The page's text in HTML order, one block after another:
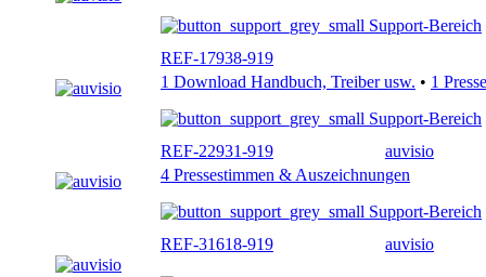
Support-Bereich
REF-17938-919
1 Download Handbuch, Treiber usw. • 1
Support-Bereich
REF-22931-919
auvisio
4 Pressestimmen & Auszeichnungen
Support-Bereich
REF-31618-919
auvisio